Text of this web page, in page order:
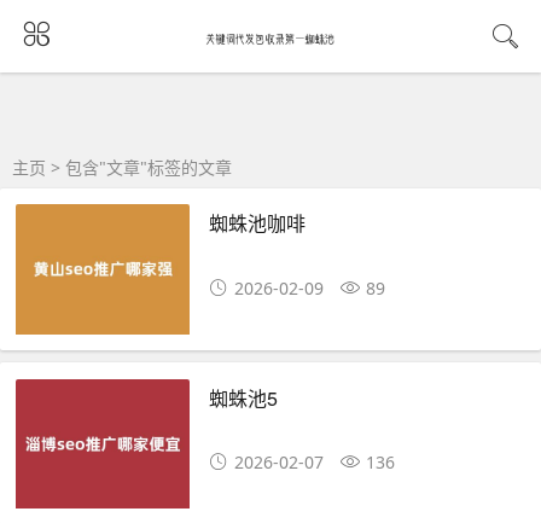
主页 > 包含"文章"标签的文章
蜘蛛池咖啡
2026-02-09 89
蜘蛛池5
2026-02-07 136